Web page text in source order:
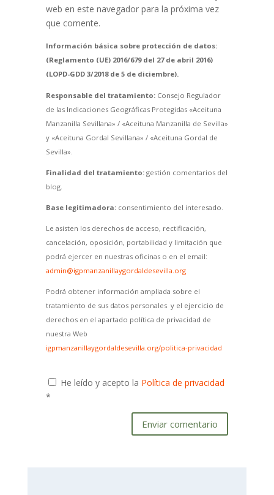
web en este navegador para la próxima vez
que comente.
Información básica sobre protección de datos:
(Reglamento (UE) 2016/679 del 27 de abril 2016)
(LOPD-GDD 3/2018 de 5 de diciembre).
Responsable del tratamiento:Consejo Regulador
de las Indicaciones Geográficas Protegidas «Aceituna
Manzanilla Sevillana» / «Aceituna Manzanilla de Sevilla»
y «Aceituna Gordal Sevillana» / «Aceituna Gordal de
Sevilla».
Finalidad del tratamiento:gestión comentarios del
blog.
Base legitimadora:consentimiento del interesado.
Le asisten los derechos de acceso, rectificación,
cancelación, oposición, portabilidad y limitación que
podrá ejercer en nuestras oficinas o en el email:
admin@igpmanzanillaygordaldesevilla.org
Podrá obtener información ampliada sobre el
tratamiento de sus datos personales y el ejercicio de
derechos en el apartado política de privacidad de
nuestra Web
igpmanzanillaygordaldesevilla.org/politica-privacidad
He leído y acepto la Política de privacidad
*
Enviar comentario